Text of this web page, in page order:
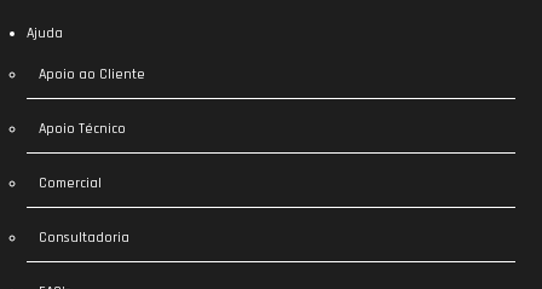
Ajuda
Apoio ao Cliente
Apoio Técnico
Comercial
Consultadoria